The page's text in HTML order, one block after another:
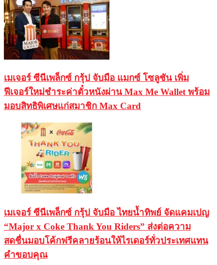
เมเจอร์ ซีนีเพล็กซ์ กรุ้ป จับมือ แมกซ์ โซลูชัน เพิ่ม
ฟีเจอร์ใหม่ชำระค่าตั๋วหนังผ่าน Max Me Wallet พร้อม
มอบสิทธิพิเศษแก่สมาชิก Max Card
เมเจอร์ ซีนีเพล็กซ์ กรุ้ป จับมือ ไทยน้ำทิพย์ จัดแคมเปญ
“Major x Coke Thank You Riders” ส่งต่อความ
สดชื่นมอบโค้กฟรีคลายร้อนให้ไรเดอร์ทั่วประเทศแทน
คำขอบคุณ